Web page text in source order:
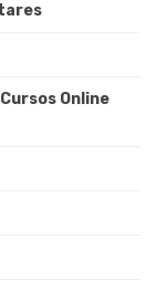
Online